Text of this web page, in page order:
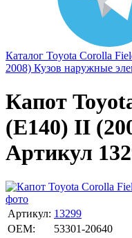
Каталог Toyota Corolla
2008) Кузов наружные
Капот
(E140) II
Артикул
фото
Артикул: 13299
OEM:
53301-20640